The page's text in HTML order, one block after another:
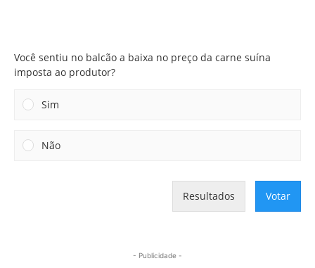
Você sentiu no balcão a baixa no preço da carne suína
imposta ao produtor?
Sim
Não
Resultados Votar
- Publicidade -